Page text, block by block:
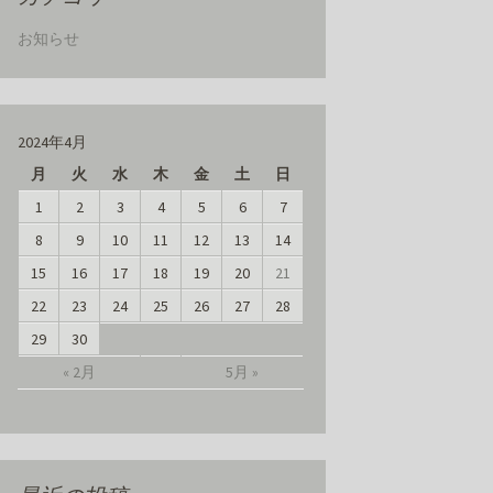
お知らせ
2024年4月
月
火 水 木 金 土 日
« 2月 5月 »
1 2 3 4 5 6
7
8
9 10 11 12 13
14
15
16 17 18 19 20
21
22
23 24 25 26 27
28
29
30